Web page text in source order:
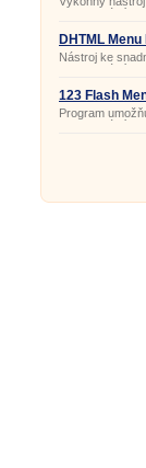
profesionálních
nutnosti
DHTML
Nástroj ke
profesionálního
kódu nebo
123 Flash
Program
profesionálních